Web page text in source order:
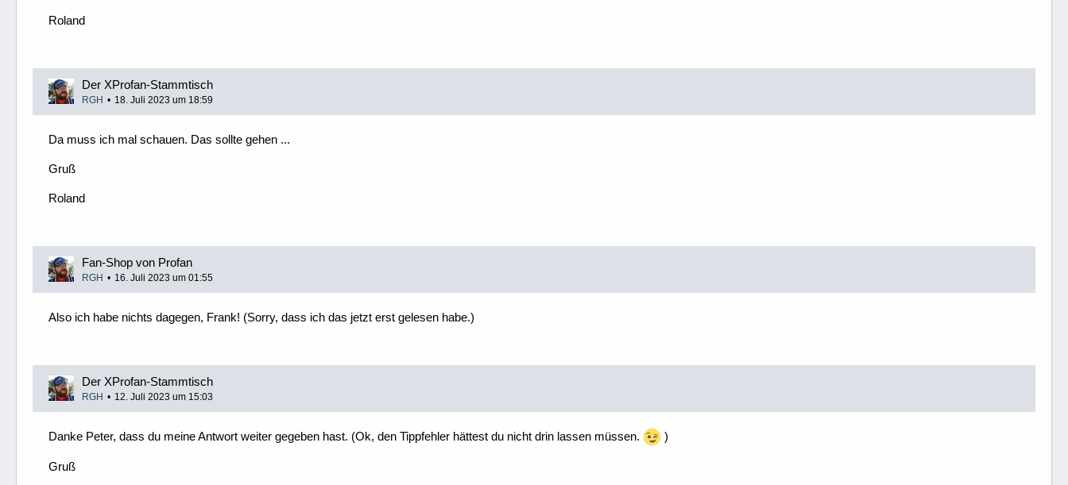
Roland
Der XProfan-Stammtisch
RGH 18. Juli 2023 um 18:59
Da muss ich mal schauen. Das sollte gehen ...
Gruß
Roland
Fan-Shop von Profan
RGH 16. Juli 2023 um 01:55
Also ich habe nichts dagegen, Frank! (Sorry, dass ich das jetzt erst gelesen habe.)
Der XProfan-Stammtisch
RGH 12. Juli 2023 um 15:03
Danke Peter, dass du meine Antwort weiter gegeben hast. (Ok, den Tippfehler hättest du nicht drin lassen müssen. )
Gruß